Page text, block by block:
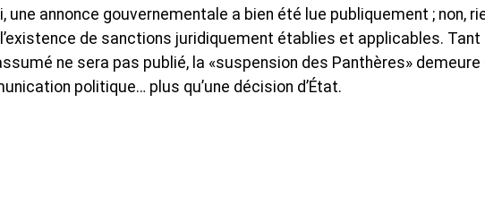
une annonce gouvernementale a bien été lue publiquement ; non,
de sanctions juridiquement établies et applicables. Tant
ne sera pas publié, la «suspension des Panthères» demeure
politique… plus qu’une décision d’État.